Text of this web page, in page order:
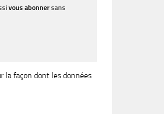
vous abonnersans
la façon dont les données